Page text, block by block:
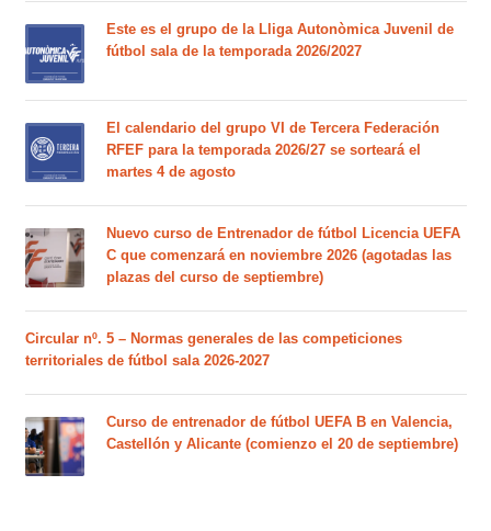
Este es el grupo de la Lliga Autonòmica Juvenil de
fútbol sala de la temporada 2026/2027
El calendario del grupo VI de Tercera Federación
RFEF para la temporada 2026/27 se sorteará el
martes 4 de agosto
Nuevo curso de Entrenador de fútbol Licencia UEFA
C que comenzará en noviembre 2026 (agotadas las
plazas del curso de septiembre)
Circular nº. 5 – Normas generales de las competiciones
territoriales de fútbol sala 2026-2027
Curso de entrenador de fútbol UEFA B en Valencia,
Castellón y Alicante (comienzo el 20 de septiembre)